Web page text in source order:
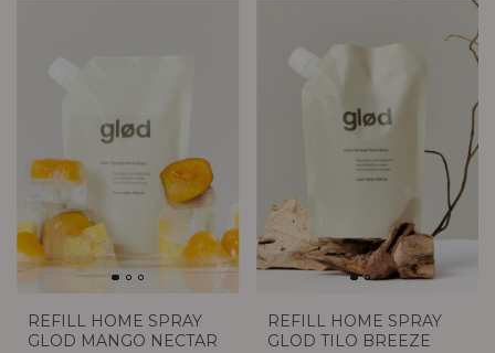
REFILL HOME SPRAY
GLOD MANGO NECTAR
REFILL HOME SPRAY
GLOD TILO BREEZE